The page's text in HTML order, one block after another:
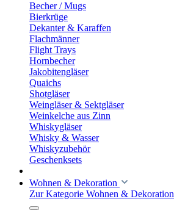
Becher / Mugs
Bierkrüge
Dekanter & Karaffen
Flachmänner
Flight Trays
Hornbecher
Jakobitengläser
Quaichs
Shotgläser
Weingläser & Sektgläser
Weinkelche aus Zinn
Whiskygläser
Whisky & Wasser
Whiskyzubehör
Geschenksets
Wohnen & Dekoration
Zur Kategorie Wohnen & Dekoration